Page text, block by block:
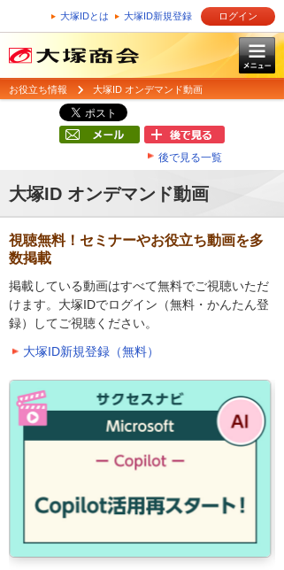
大塚IDとは 大塚ID新規登録 ログイン
お役立ち情報 大塚ID オンデマンド動画
後で見る一覧
大塚ID オンデマンド動画
視聴無料！セミナーやお役立ち動画を多
数掲載
掲載している動画はすべて無料でご視聴いただ
けます。大塚IDでログイン（無料・かんたん登
録）してご視聴ください。
大塚ID新規登録（無料）